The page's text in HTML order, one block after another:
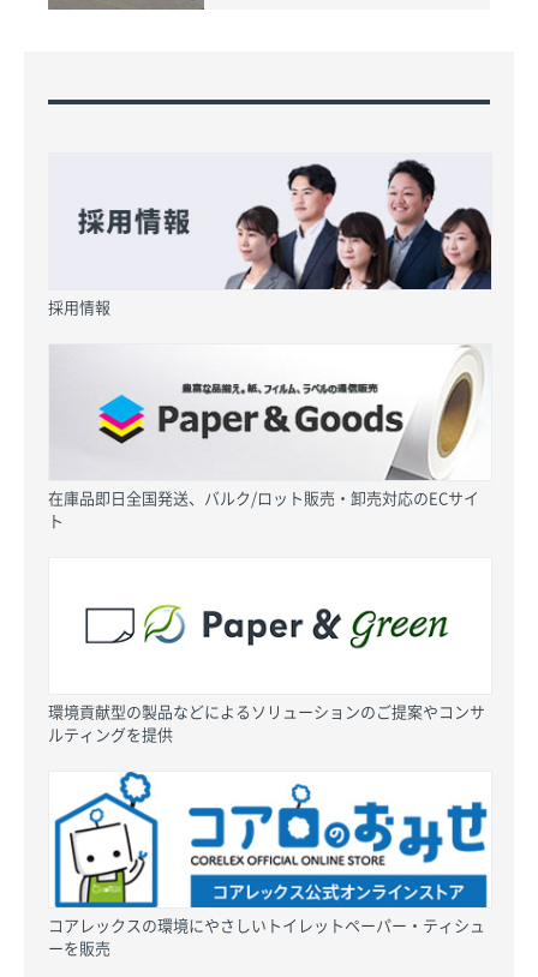
採用情報
在庫品即日全国発送、バルク/ロット販売・卸売対応のECサイ
ト
環境貢献型の製品などによるソリューションのご提案やコンサ
ルティングを提供
コアレックスの環境にやさしいトイレットペーパー・ティシュ
ーを販売